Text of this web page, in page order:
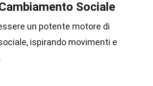
Sociale
un potente motore di
ispirando movimenti e